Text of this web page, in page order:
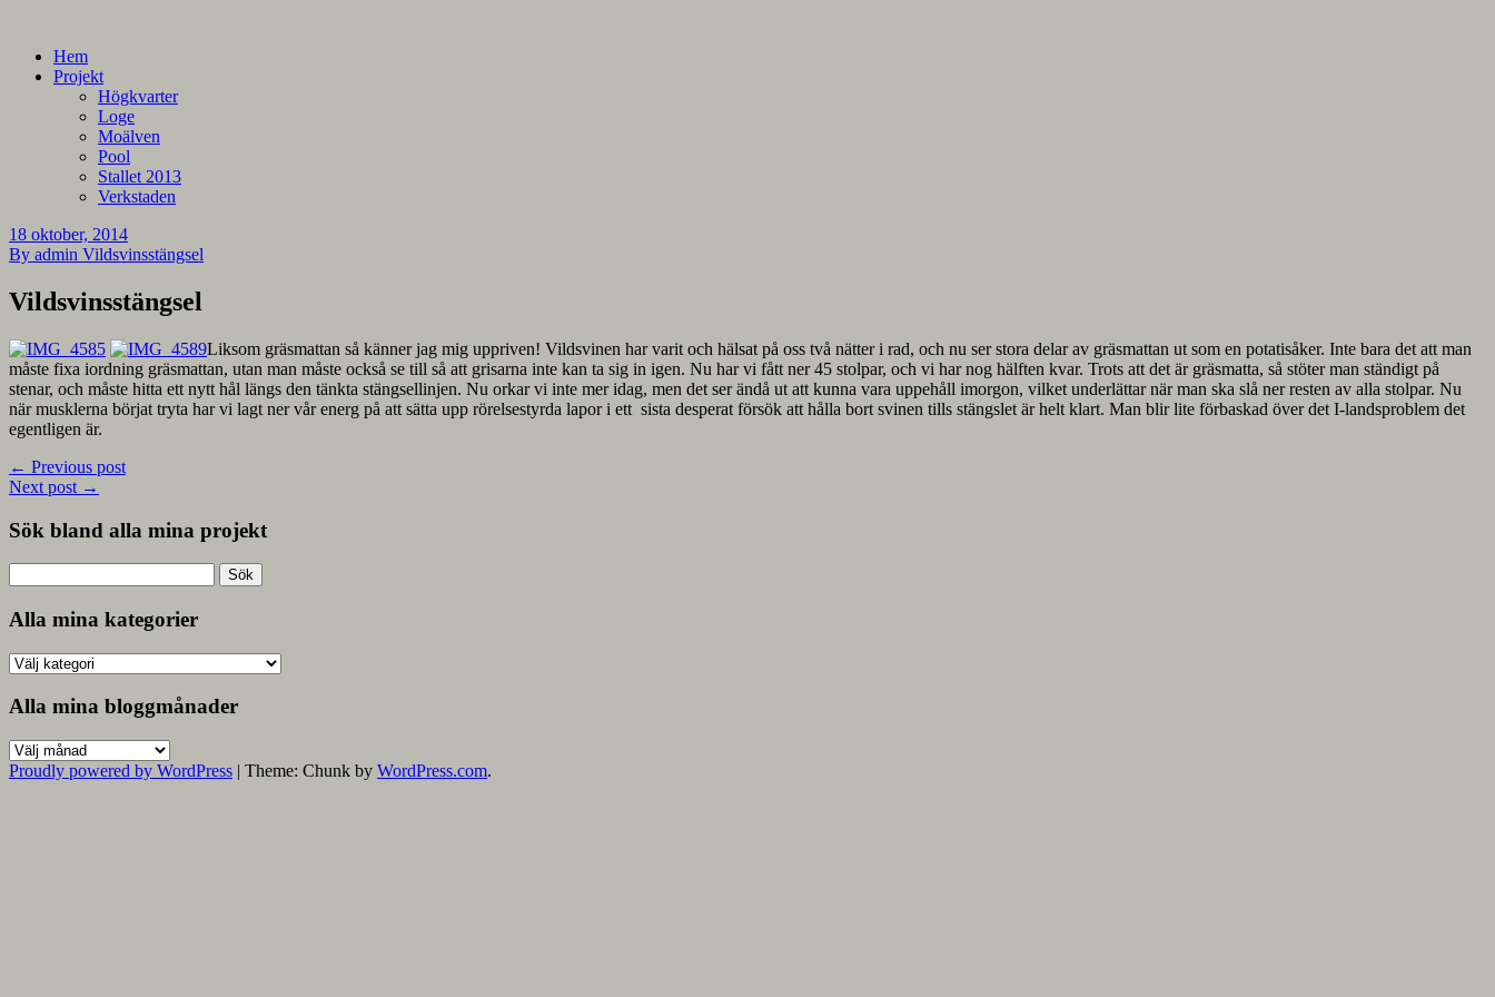
Alla mina projekt
En blogg om mina projekt
Hem
Projekt
Högkvarter
Loge
Moälven
Pool
Stallet 2013
Verkstaden
18 oktober, 2014
By admin Vildsvinsstängsel
Vildsvinsstängsel
Liksom gräsmattan så känner jag mig uppriven! Vildsvinen har varit och hälsat på oss två nätter i rad, och nu ser stora delar av gräsmattan ut som en potatisåker. Inte bara det att man
måste fixa iordning gräsmattan, utan man måste också se till så att grisarna inte kan ta sig in igen. Nu har vi fått ner 45 stolpar, och vi har nog hälften kvar. Trots att det är gräsmatta, så stöter man ständigt på
stenar, och måste hitta ett nytt hål längs den tänkta stängsellinjen. Nu orkar vi inte mer idag, men det ser ändå ut att kunna vara uppehåll imorgon, vilket underlättar när man ska slå ner resten av alla stolpar. Nu
när musklerna börjat tryta har vi lagt ner vår energ på att sätta upp rörelsestyrda lapor i ett sista desperat försök att hålla bort svinen tills stängslet är helt klart. Man blir lite förbaskad över det I-landsproblem det
egentligen är.
← Previous post
Next post →
Sök bland alla mina projekt
efter:
Alla mina kategorier
Alla
kategorier
Alla mina bloggmånader
Alla
mina
Proudly powered by WordPress | Theme: Chunk by WordPress.com.